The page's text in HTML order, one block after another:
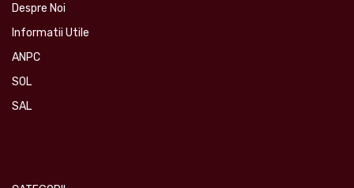
Despre Noi
Informatii Utile
ANPC
SOL
SAL